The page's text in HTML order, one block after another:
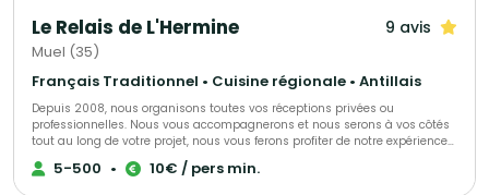
Le Relais de L'Hermine 9 avis
Muel (35)
Français Traditionnel • Cuisine régionale • Antillais
Depuis 2008, nous organisons toutes vos réceptions privées ou
professionnelles. Nous vous accompagnerons et nous serons à vos côtés
tout au long de votre projet, nous vous ferons profiter de notre expérience
et de notre passion. Nous pouvons nous déplacer directement chez vous
ou dans le lieu que vous aurez choisi. Possibilité de privatiser nos salles.
5-500 • 10€ / pers min.